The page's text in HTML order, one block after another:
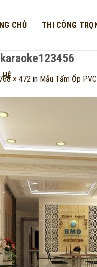
CHỦ THI CÔNG
× 472 in Mẫu Tấm Ốp